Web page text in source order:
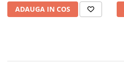
ADAUGA IN COS